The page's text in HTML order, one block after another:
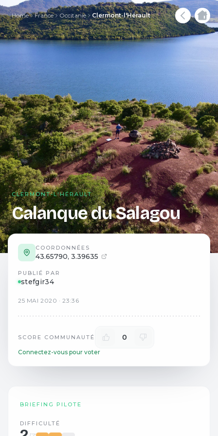
Home France Occitanie Clermont-l'Hérault
CLERMONT-L'HÉRAULT
Calanque du Salagou
COORDONNÉES
43.65790, 3.39635
PUBLIÉ PAR
stefgir34
25 MAI 2020 ·23:36
SCORE COMMUNAUTÉ 0
Connectez-vous pour voter
BRIEFING PILOTE
DIFFICULTÉ